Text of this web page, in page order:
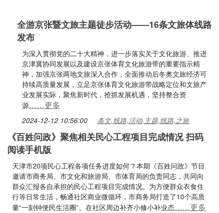
全游京张暨文旅主题徒步活动——16条文旅体线路
发布
为深入贯彻党的二十大精神，进一步落实关于文化旅游、推进
京津冀协同发展以及建设京张体育文化旅游带的重要指示精
神，加强京张两地文旅深入合作，全面推动后冬奥文旅经济可
持续高质量发展，立足京张体育文化旅游带战略定位和文旅产
业发展实际，聚焦新时代，抢抓发展机遇，坚持整合资
源……更多
2024-12-12 10:56:00 条文,线路,活动,主题,线路,之旅
《百姓问政》聚焦相关民心工程项目完成情况 扫码
阅读手机版
天津市20项民心工程各项任务进度如何？本期《百姓问政》节目
邀请市商务局、市文化和旅游局、市体育局的负责同志，共同向
群众汇报各自承担的民心工程项目完成情况。为方便群众衣食住
行等日常生活，畅通社区商业微循环，市商务局打造了10个高质
量“一刻钟便民生活圈”。在社区周边补齐小修小补业态……更多